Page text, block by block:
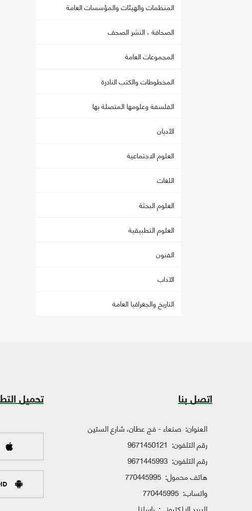
المنظمات والهيئات والمؤسسات العامة
الصحافة ، النشر الصحف
المجموعات العامة
المخطوطات والكتب النادرة
الفلسفة وعلومها المتصلة بها
الأديان
العلوم الاجتماعية
اللغات
العلوم البحثة
العلوم التطبيقية
الفنون
الآداب
التاريخ والجغرافيا العامة
اتصل بنا
العنوان: صنعاء - فج عطان، شارع الستين
رقم التلفون: 9671450121
رقم التلفون: 9671445993
هاتف محمول: 770445995
واتساب: 770445995
تحميل